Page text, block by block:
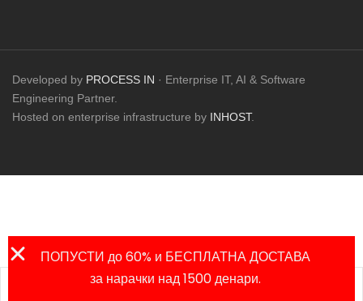
Developed by PROCESS IN · Enterprise IT, AI & Software
Engineering Partner.
Hosted on enterprise infrastructure by INHOST.
ПОПУСТИ до 60% и БЕСПЛАТНА ДОСТАВА
за нарачки над 1500 денари.